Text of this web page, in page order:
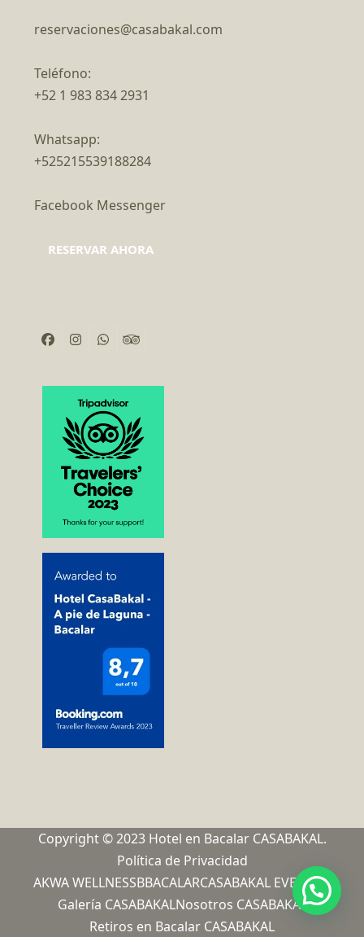
reservaciones@casabakal.com
Teléfono:
+52 1 983 834 2931
Whatsapp:
+525215539188284
Facebook Messenger
RESERVAR AHORA
Facebook
Instagram
WhatsappTripadvisor
Copyright © 2023 Hotel en Bacalar CASABAKAL.
Política de Privacidad
AKWA WELLNESSBBACALARCASABAKAL EVENTOS
Galería CASABAKALNosotros CASABAKAL
Retiros en Bacalar CASABAKAL